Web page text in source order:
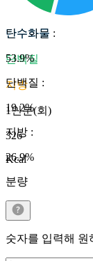
탄수화물
단백질
지방
1인분(회)
326
Kcal
탄수화물 :
53.9%
단백질 :
19.2%
지방 :
26.9%
분량
숫자를 입력해 원